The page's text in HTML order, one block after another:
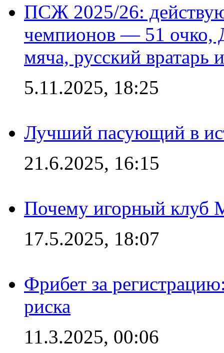
ПСЖ 2025/26:
чемпионов — 51 очко,
мяча, русский вратарь
5.11.2025, 18:25
Лучший пасующий в
21.6.2025, 16:15
Почему игорный клуб
17.5.2025, 18:07
Фрибет за
риска
11.3.2025, 00:06